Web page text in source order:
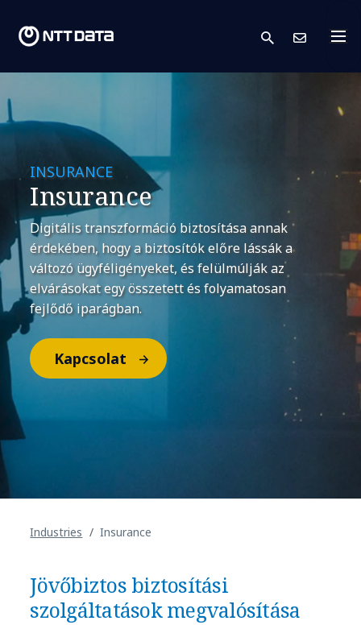
search
INSURANCE
Insurance
Digitális transzformáció biztosítása annak
érdekében, hogy a biztosítók előre lássák a
változó ügyféligényeket, és felülmúlják az
elvárásokat egy összetett és folyamatosan
fejlődő iparágban.
Kapcsolat
Industries Insurance
Jövőbiztos biztosítási
szolgáltatások megvalósítása